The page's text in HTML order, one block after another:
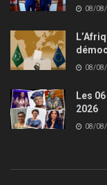
08/
08/
Les
2026
08/